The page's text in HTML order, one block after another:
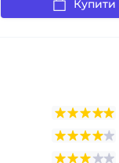
Купити